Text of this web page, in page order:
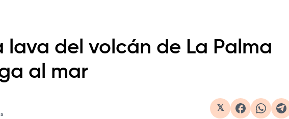
lava del volcán de La Palma
al mar
𝕏